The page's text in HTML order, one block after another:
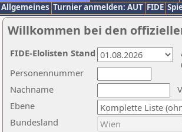
Allgemeines Turnier anmelden: AUT FIDE
Willkommen bei den
Nachname
Ebene
Personennummer
Bundesland
FIDE-Elolisten Stand